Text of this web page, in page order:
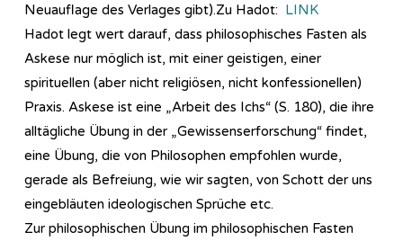
Neuauflage des Verlages gibt).Zu Hadot: LINK
Hadot legt wert darauf, dass philosophisches Fasten als
Askese nur möglich ist, mit einer geistigen, einer
spirituellen (aber nicht religiösen, nicht konfessionellen)
Praxis. Askese ist eine „Arbeit des Ichs“ (S. 180), die ihre
alltägliche Übung in der „Gewissenserforschung“ findet,
eine Übung, die von Philosophen empfohlen wurde,
gerade als Befreiung, wie wir sagten, von Schott der uns
eingebläuten ideologischen Sprüche etc.
Zur philosophischen Übung im philosophischen Fasten